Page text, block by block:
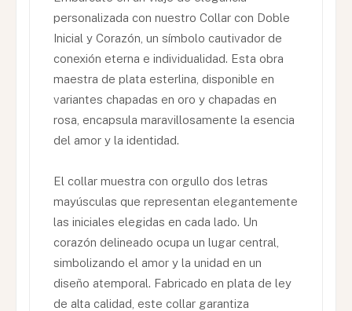
personalizada con nuestro Collar con Doble
Inicial y Corazón, un símbolo cautivador de
conexión eterna e individualidad. Esta obra
maestra de plata esterlina, disponible en
variantes chapadas en oro y chapadas en
rosa, encapsula maravillosamente la esencia
del amor y la identidad.
El collar muestra con orgullo dos letras
mayúsculas que representan elegantemente
las iniciales elegidas en cada lado. Un
corazón delineado ocupa un lugar central,
simbolizando el amor y la unidad en un
diseño atemporal. Fabricado en plata de ley
de alta calidad, este collar garantiza